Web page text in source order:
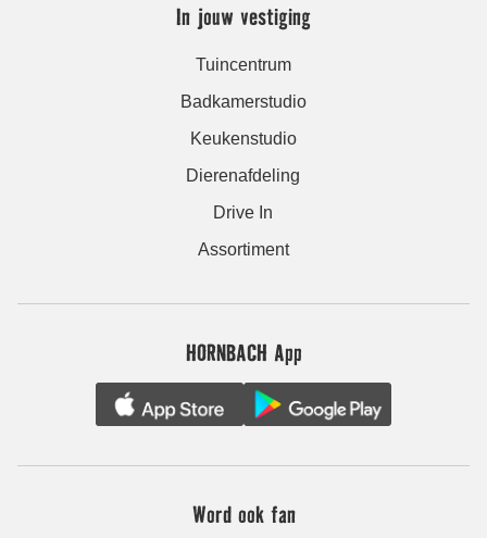
In jouw vestiging
Tuincentrum
Badkamerstudio
Keukenstudio
Dierenafdeling
Drive In
Assortiment
HORNBACH App
Word ook fan